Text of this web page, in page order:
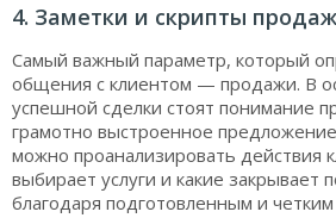
4. Заметки и скрипты
Самый важный параметр, который
общения с клиентом — продажи. В
успешной сделки стоят понимание
грамотно выстроенное
можно проанализировать действия
выбирает услуги и какие закрывает
благодаря подготовленным и